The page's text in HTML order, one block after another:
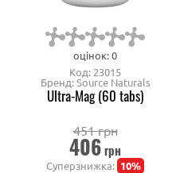
оцінок: 0
Код: 23015
Бренд: Source Naturals
Ultra-Mag (60 tabs)
451 грн
406грн
Суперзнижка: 10%